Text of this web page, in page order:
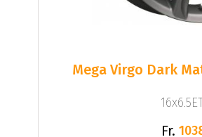
Mega Virgo Dark
Fr.